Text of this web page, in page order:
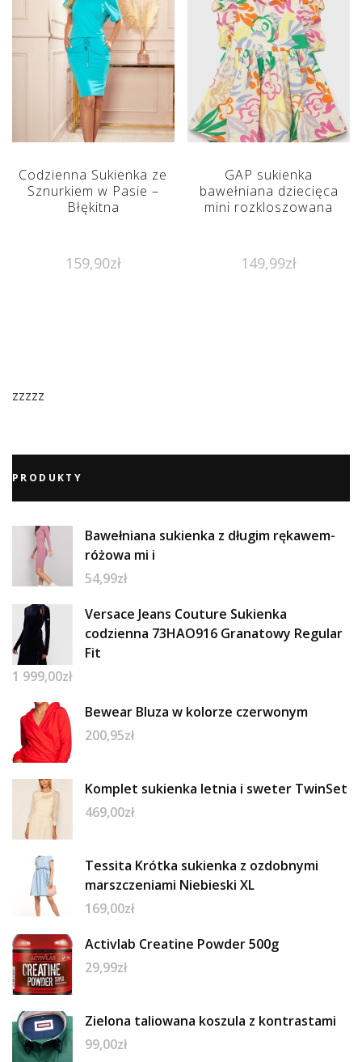
Codzienna Sukienka ze
Sznurkiem w Pasie –
Błękitna
159,90zł
GAP sukienka
bawełniana dziecięca
mini rozkloszowana
149,99zł
zzzzz
PRODUKTY
Bawełniana sukienka z długim rękawem-
różowa mi i
54,99zł
Versace Jeans Couture Sukienka
codzienna 73HAO916 Granatowy Regular
Fit
1 999,00zł
Bewear Bluza w kolorze czerwonym
200,95zł
Komplet sukienka letnia i sweter TwinSet
469,00zł
Tessita Krótka sukienka z ozdobnymi
marszczeniami Niebieski XL
169,00zł
Activlab Creatine Powder 500g
29,99zł
Zielona taliowana koszula z kontrastami
99,00zł